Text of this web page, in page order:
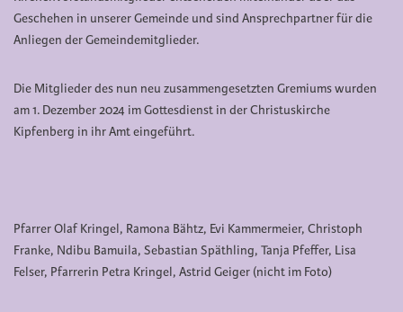
Geschehen in unserer Gemeinde und sind Ansprechpartner für die
Anliegen der Gemeindemitglieder.
Die Mitglieder des nun neu zusammengesetzten Gremiums wurden
am 1. Dezember 2024 im Gottesdienst in der Christuskirche
Kipfenberg in ihr Amt eingeführt.
Pfarrer Olaf Kringel, Ramona Bähtz, Evi Kammermeier, Christoph
Franke, Ndibu Bamuila, Sebastian Späthling, Tanja Pfeffer, Lisa
Felser, Pfarrerin Petra Kringel, Astrid Geiger (nicht im Foto)